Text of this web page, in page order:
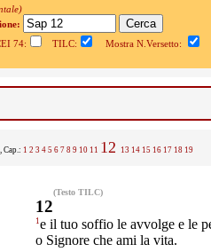
74: TILC: Mostra N.Versetto:
, Cap.: 1 2 3 4 5 6 7 8 9 10 11 12 13 14 15 16 17 18 19
(Testo TILC)
12
1e il tuo soffio le avvolge e le
o Signore che ami la vita.